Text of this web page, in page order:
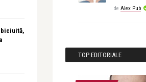
biciuită,
de Alex Pub
TOP EDITORIALE